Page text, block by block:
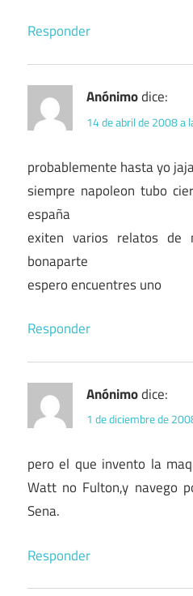
Responder
Anónimodice:
14 de abril de 2008 a
probablemente hasta yo
siempre napoleon tubo
españa
exiten varios relatos de
bonaparte
espero encuentres uno
Responder
Anónimodice:
1 de diciembre de
pero el que invento la
Watt no Fulton,y navego
Sena.
Responder